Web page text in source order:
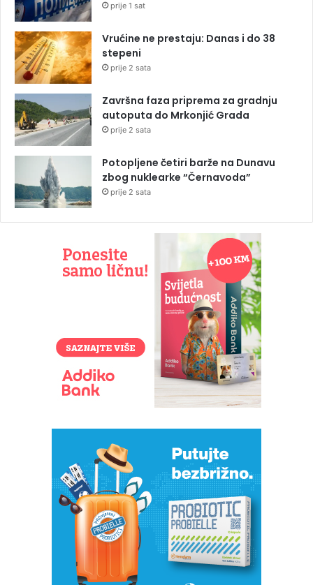
prije 1 sat
Vrućine ne prestaju: Danas i do 38
stepeni
prije 2 sata
Završna faza priprema za gradnju
autoputa do Mrkonjić Grada
prije 2 sata
Potopljene četiri barže na Dunavu
zbog nuklearke “Černavoda”
prije 2 sata